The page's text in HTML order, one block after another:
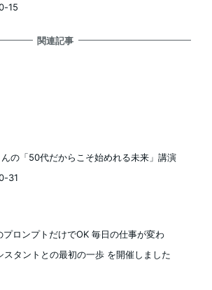
15
関連記事
の「50代だからこそ始めれる未来」講演
31
ロンプトだけでOK 毎日の仕事が変わ
スタントとの最初の一歩 を開催しました